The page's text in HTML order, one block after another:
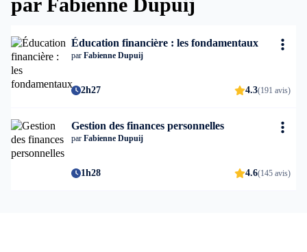
internet https://www.ecoledelargent.com/ Sa mission : Émanciper
place : l’argent comme outil, le désir comme boussole, la relation
à soi comme véritable sécurité.
Éducation financière : les fondamentaux
par Fabienne Dupuij
2h27 4.3(191 avis)
Gestion des finances personnelles
par Fabienne Dupuij
1h28 4.6(145 avis)